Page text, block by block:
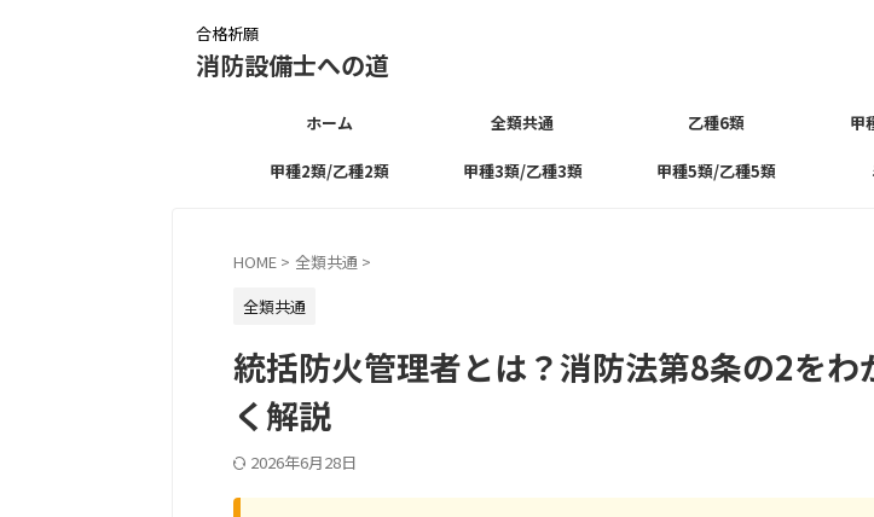
合格祈願
消防設備士への道
ホーム 全類共通 乙種6類 甲
甲種2類/乙種2類 甲種3類/乙種3類 甲種5類/乙種5類
HOME > 全類共通 >
全類共通
統括防火管理者とは？消防法第8条の2をわ
く解説
2026年6月28日